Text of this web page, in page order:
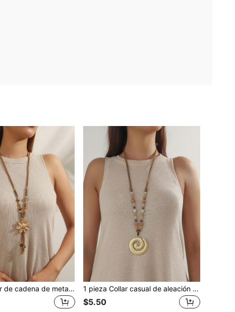
1 pieza Collar de cadena de metal con cuentas florales de moda, adecuado para el uso diario de las mujeres 1 pieza Collar casual de aleación con cuentas de moda, adecuado para uso diario de las mujeres
$5.50